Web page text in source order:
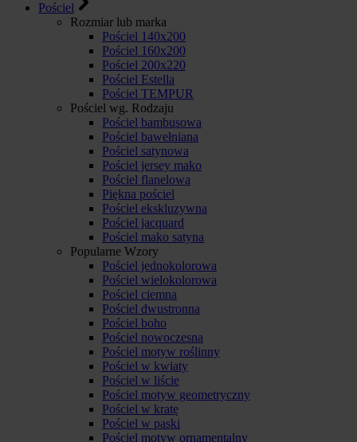
Pościel
Rozmiar lub marka
Pościel 140x200
Pościel 160x200
Pościel 200x220
Pościel Estella
Pościel TEMPUR
Pościel wg. Rodzaju
Pościel bambusowa
Pościel bawełniana
Pościel satynowa
Pościel jersey mako
Pościel flanelowa
Piękna pościel
Pościel ekskluzywna
Pościel jacquard
Pościel mako satyna
Popularne Wzory
Pościel jednokolorowa
Pościel wielokolorowa
Pościel ciemna
Pościel dwustronna
Pościel boho
Pościel nowoczesna
Pościel motyw roślinny
Pościel w kwiaty
Pościel w liście
Pościel motyw geometryczny
Pościel w kratę
Pościel w paski
Pościel motyw ornamentalny